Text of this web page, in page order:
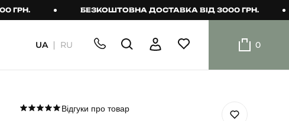
БЕЗКОШТОВНА ДОСТАВКА ВІД 3000 ГРН.
шорти
UA RU 0
Відгуки про товар